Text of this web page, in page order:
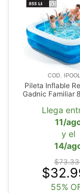
COD.
Pileta Inflable
Gadnic Familiar
Llega
11/
y el
14/
55%